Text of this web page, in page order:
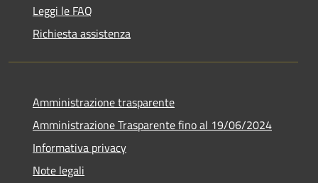
Leggi le FAQ
Richiesta assistenza
Amministrazione trasparente
Amministrazione Trasparente fino al 19/06/2024
Informativa privacy
Note legali